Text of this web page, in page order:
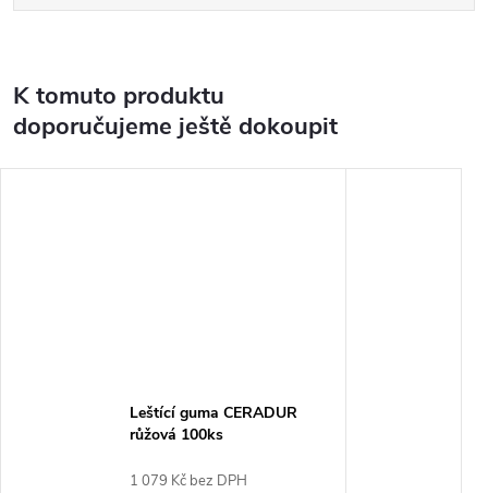
K tomuto produktu
doporučujeme ještě dokoupit
Leštící guma CERADUR
růžová 100ks
1 079 Kč bez DPH